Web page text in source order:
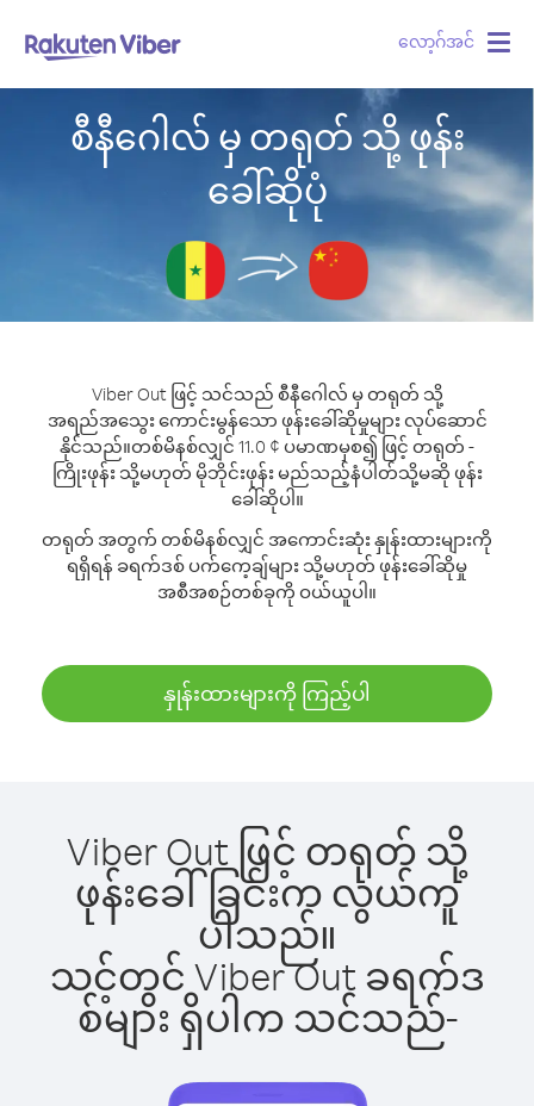
လော့ဂ်အင်
စီနီဂေါလ် မှ တရုတ် သို့ ဖုန်း
ခေါ်ဆိုပုံ
Viber Out ဖြင့် သင်သည် စီနီဂေါလ် မှ တရုတ် သို့
အရည်အသွေး ကောင်းမွန်သော ဖုန်းခေါ်ဆိုမှုများ လုပ်ဆောင်
နိုင်သည်။တစ်မိနစ်လျှင် 11.0 ¢ ပမာဏမှစ၍ ဖြင့် တရုတ် -
ကြိုးဖုန်း သို့မဟုတ် မိုဘိုင်းဖုန်း မည်သည့်နံပါတ်သို့မဆို ဖုန်း
ခေါ်ဆိုပါ။
တရုတ် အတွက် တစ်မိနစ်လျှင် အကောင်းဆုံး နှုန်းထားများကို
ရရှိရန် ခရက်ဒစ် ပက်ကေ့ချ်များ သို့မဟုတ် ဖုန်းခေါ်ဆိုမှု
အစီအစဉ်တစ်ခုကို ဝယ်ယူပါ။
နှုန်းထားများကို ကြည့်ပါ
Viber Out ဖြင့် တရုတ် သို့
ဖုန်းခေါ်ခြင်းက လွယ်ကူ
ပါသည်။
သင့်တွင် Viber Out ခရက်ဒ
စ်များ ရှိပါက သင်သည်-